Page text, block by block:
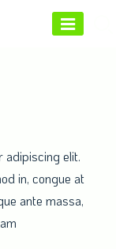
adipiscing elit.
in, congue at
ante massa,